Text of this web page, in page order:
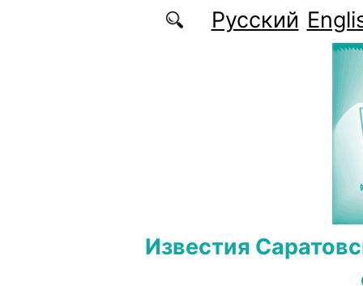
Перейти к основному содержаниюРусский
Известия